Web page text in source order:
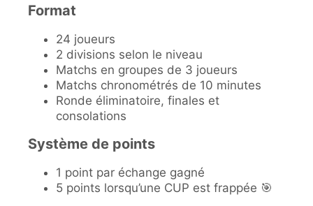
Format
24 joueurs
2 divisions selon le niveau
Matchs en groupes de 3 joueurs
Matchs chronométrés de 10 minutes
Ronde éliminatoire, finales et
consolations
Système de points
1 point par échange gagné
5 points lorsqu’une CUP est frappée 🎯